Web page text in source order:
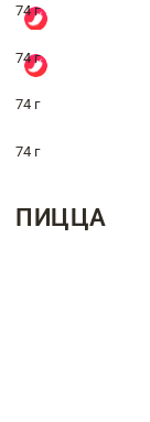
74 г
74 г
74 г
74 г
ПИЦЦА